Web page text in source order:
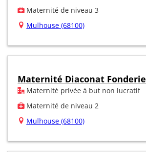
Maternité de niveau 3
Mulhouse (68100)
Maternité Diaconat Fonderie
Maternité privée à but non lucratif
Maternité de niveau 2
Mulhouse (68100)